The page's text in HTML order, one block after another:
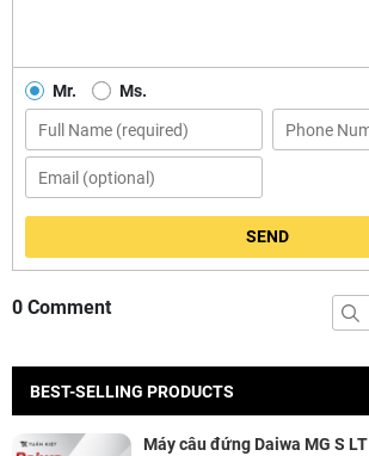
Mr. Ms.
SEND
0 Comment
BEST-SELLING PRODUCTS
Máy câu đứng Daiwa MG S LT